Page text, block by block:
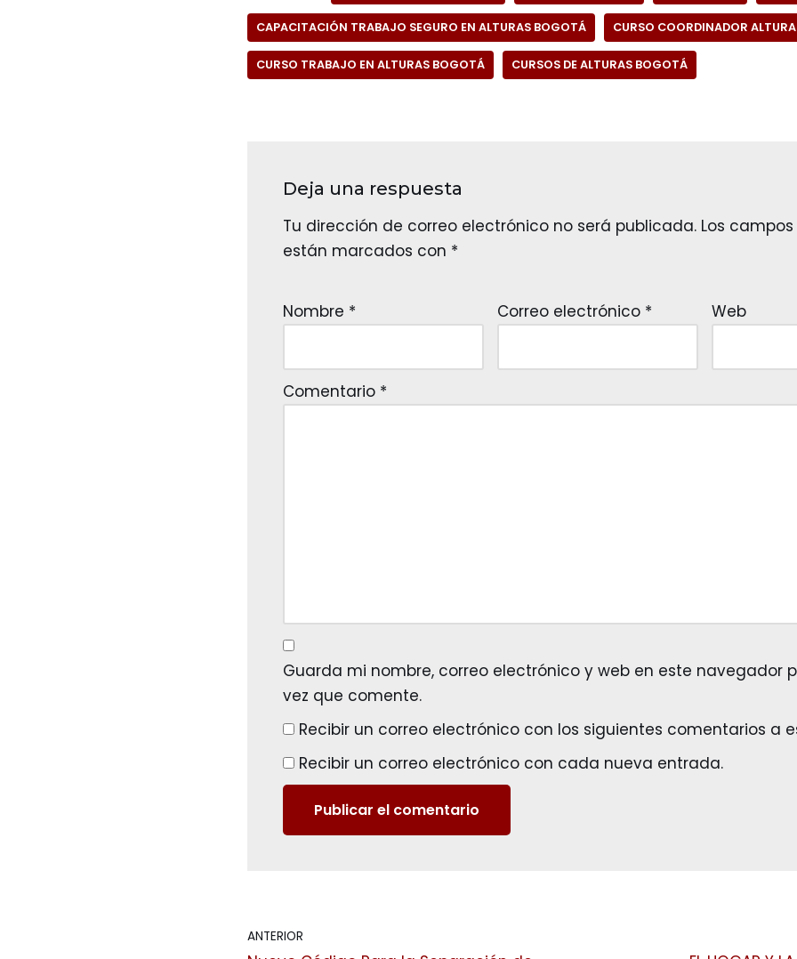
CAPACITACIÓN TRABAJO SEGURO EN ALTURAS BOGOTÁ CURSO COORDINADOR
CURSO TRABAJO EN ALTURAS BOGOTÁ CURSOS DE ALTURAS BOGOTÁ
Deja una respuesta
Tu dirección de correo electrónico no será publicada. Los
están marcados con *
Nombre * Correo electrónico * Web
Comentario *
Guarda mi nombre, correo electrónico y web en este navegador
vez que comente.
Recibir un correo electrónico con los siguientes comentarios a
Recibir un correo electrónico con cada nueva entrada.
ANTERIOR